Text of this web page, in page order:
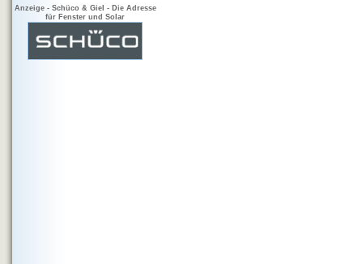
Anzeige - Schüco & Giel - Die Adresse
für Fenster und Solar